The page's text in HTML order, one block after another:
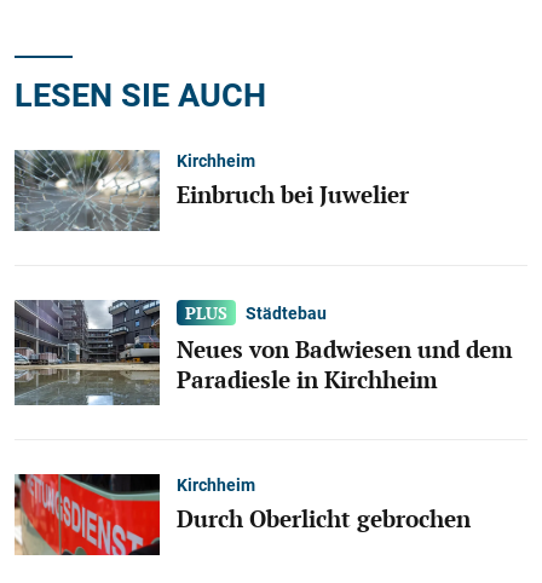
LESEN SIE AUCH
Kirchheim
Einbruch bei Juwelier
Städtebau
Neues von Badwiesen und dem
Paradiesle in Kirchheim
Kirchheim
Durch Oberlicht gebrochen